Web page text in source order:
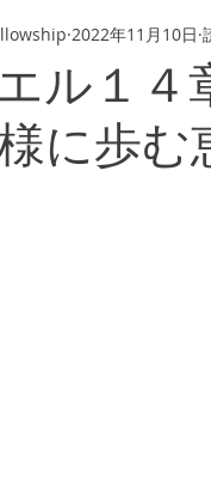
ル１
に歩む
2022年11月10日